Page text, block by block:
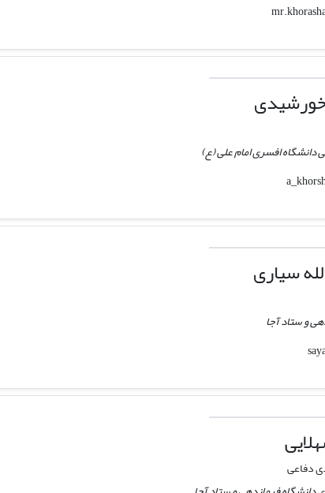
دانشگاه افسری امام علی (ع)
سیاری
و ستاد آجا
دفاعی